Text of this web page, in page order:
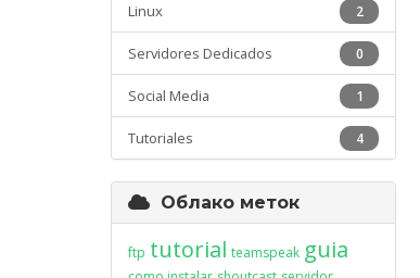
2
Linux
0
Servidores Dedicados
1
Social Media
4
Tutoriales
Облако меток
ftp tutorial teamspeak guia